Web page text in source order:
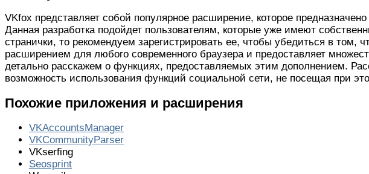
VKfox представляет собой популярное расширение, которое
Данная разработка подойдет пользователям, которые уже имеют
странички, то рекомендуем зарегистрировать ее, чтобы убедиться в
расширением для любого современного браузера и предоставляет
детально расскажем о функциях, предоставляемых этим дополнением.
возможность использования функций социальной сети, не посещая при
Похожие приложения и расширения
VKAccountsManager
VKCommunityParser
VKserfing
Seosprint